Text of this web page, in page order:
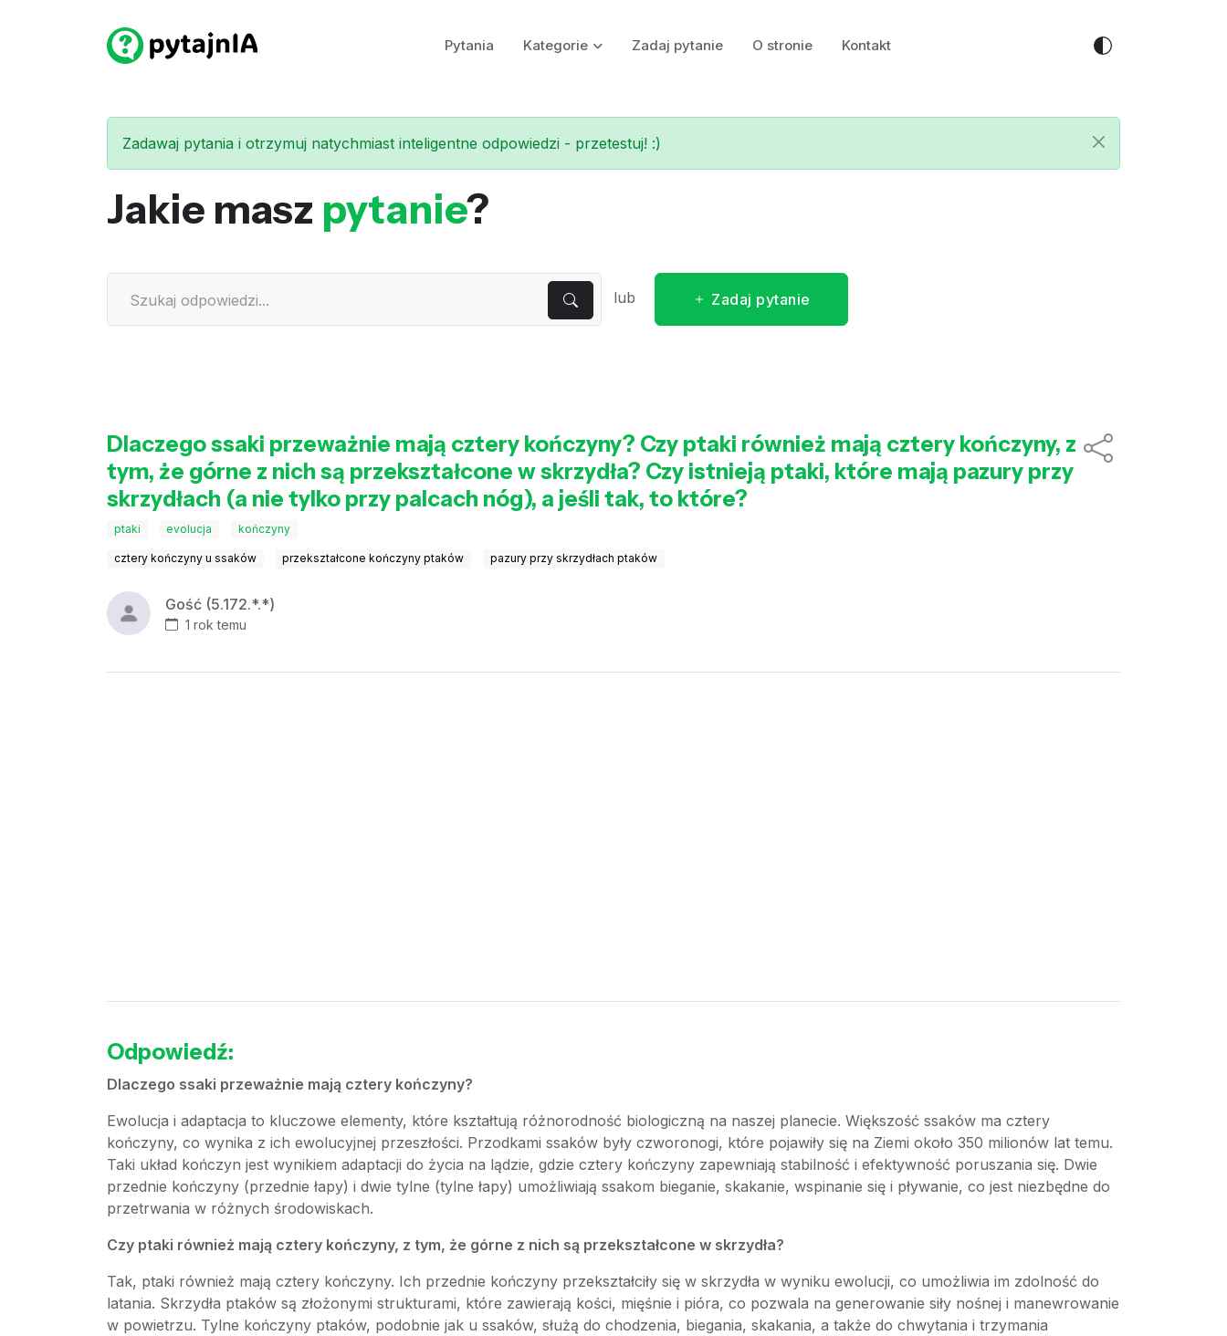
Pytania Kategorie Zadaj pytanie O stronie Kontakt
Zadawaj pytania i otrzymuj natychmiast inteligentne odpowiedzi - przetestuj! :)
Jakie masz pytanie?
lub Zadaj pytanie
Dlaczego ssaki przeważnie mają cztery kończyny? Czy ptaki również mają cztery kończyny, z
tym, że górne z nich są przekształcone w skrzydła? Czy istnieją ptaki, które mają pazury przy
skrzydłach (a nie tylko przy palcach nóg), a jeśli tak, to które?
ptaki evolucja kończyny
cztery kończyny u ssaków przekształcone kończyny ptaków pazury przy skrzydłach ptaków
Gość (5.172.*.*)
1 rok temu
Odpowiedź:
Dlaczego ssaki przeważnie mają cztery kończyny?
Ewolucja i adaptacja to kluczowe elementy, które kształtują różnorodność biologiczną na naszej planecie. Większość ssaków ma cztery
kończyny, co wynika z ich ewolucyjnej przeszłości. Przodkami ssaków były czworonogi, które pojawiły się na Ziemi około 350 milionów lat temu.
Taki układ kończyn jest wynikiem adaptacji do życia na lądzie, gdzie cztery kończyny zapewniają stabilność i efektywność poruszania się. Dwie
przednie kończyny (przednie łapy) i dwie tylne (tylne łapy) umożliwiają ssakom bieganie, skakanie, wspinanie się i pływanie, co jest niezbędne do
przetrwania w różnych środowiskach.
Czy ptaki również mają cztery kończyny, z tym, że górne z nich są przekształcone w skrzydła?
Tak, ptaki również mają cztery kończyny. Ich przednie kończyny przekształciły się w skrzydła w wyniku ewolucji, co umożliwia im zdolność do
latania. Skrzydła ptaków są złożonymi strukturami, które zawierają kości, mięśnie i pióra, co pozwala na generowanie siły nośnej i manewrowanie
w powietrzu. Tylne kończyny ptaków, podobnie jak u ssaków, służą do chodzenia, biegania, skakania, a także do chwytania i trzymania